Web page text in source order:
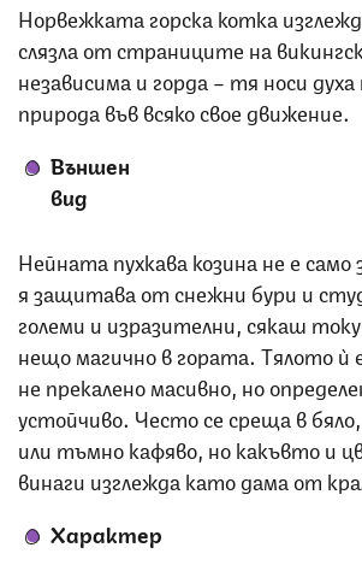
Норвежката горска котка
слязла от страниците на
независима и горда – тя носи
природа във всяко свое движение.
Външен
вид
Нейната пухкава козина не е
я защитава от снежни бури и
големи и изразителни, сякаш
нещо магично в гората. Тялото ѝ
не прекалено масивно, но
устойчиво. Често се среща в
или тъмно кафяво, но какъвто и
винаги изглежда като дама от
Характер